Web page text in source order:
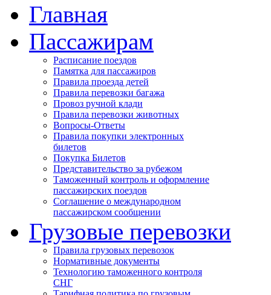
Главная
Пассажирам
Расписание поездов
Памятка для пассажиров
Правила проезда детей
Правила перевозки багажа
Провоз ручной клади
Правила перевозки животных
Вопросы-Ответы
Правила покупки электронных
билетов
Покупка Билетов
Представительство за рубежом
Таможенный контроль и оформление
пассажирских поездов
Соглашение о международном
пассажирском сообщении
Грузовые перевозки
Правила грузовых перевозок
Нормативные документы
Технологию таможенного контроля
СНГ